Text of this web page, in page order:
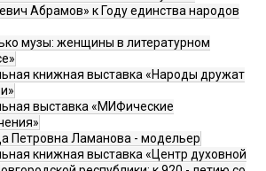
Абрамов» к Году единства народов
музы: женщины в литературном
книжная выставка «Народы дружат
выставка «МИФические
Петровна Ламанова - модельер
книжная выставка «Центр духовной